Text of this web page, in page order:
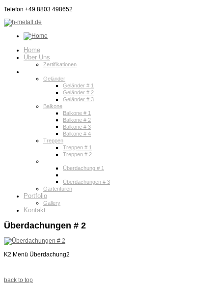
Telefon +49 8803 498652
Home
Über Uns
Zertifikationen
Geländer
Geländer # 1
Geländer # 2
Geländer # 3
Balkone
Balkone # 1
Balkone # 2
Balkone # 3
Balkone # 4
Treppen
Treppen # 1
Treppen # 2
Überdachung # 1
Überdachungen # 3
Gartentüren
Portfolio
Gallery
Kontakt
Überdachungen # 2
K2 Menü Überdachung2
back to top